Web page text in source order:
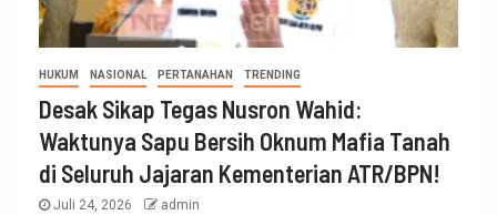
HUKUM NASIONAL PERTANAHAN TRENDING
Desak Sikap Tegas Nusron Wahid:
Waktunya Sapu Bersih Oknum Mafia Tanah
di Seluruh Jajaran Kementerian ATR/BPN!
Juli 24, 2026 admin